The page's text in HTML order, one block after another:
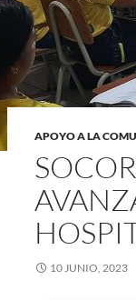
APOYO A LA
10 JUNIO, 2023